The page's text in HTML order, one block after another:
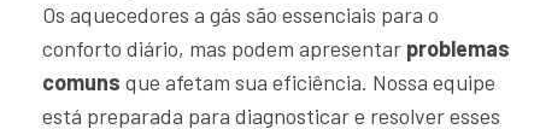
Os aquecedores a gás são essenciais para o
conforto diário, mas podem apresentar problemas
comuns que afetam sua eficiência. Nossa equipe
está preparada para diagnosticar e resolver esses